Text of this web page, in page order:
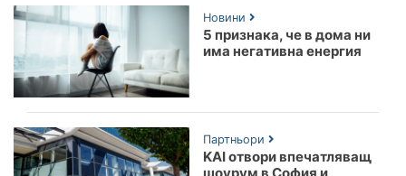
Новини
5 признака, че в дома ни
има негативна енергия
Партньори
KAI отвори впечатляващ